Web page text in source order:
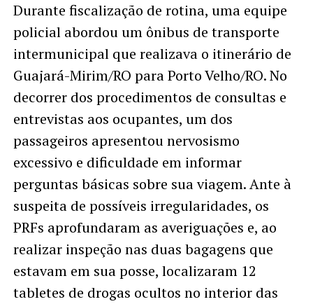
Durante fiscalização de rotina, uma equipe
policial abordou um ônibus de transporte
intermunicipal que realizava o itinerário de
Guajará-Mirim/RO para Porto Velho/RO. No
decorrer dos procedimentos de consultas e
entrevistas aos ocupantes, um dos
passageiros apresentou nervosismo
excessivo e dificuldade em informar
perguntas básicas sobre sua viagem. Ante à
suspeita de possíveis irregularidades, os
PRFs aprofundaram as averiguações e, ao
realizar inspeção nas duas bagagens que
estavam em sua posse, localizaram 12
tabletes de drogas ocultos no interior das